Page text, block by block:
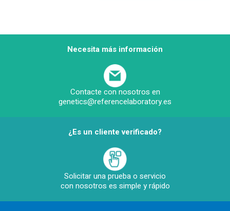
Necesita más información
Contacte con nosotros en
genetics@referencelaboratory.es
¿Es un cliente verificado?
Solicitar una prueba o servicio
con nosotros es simple y rápido